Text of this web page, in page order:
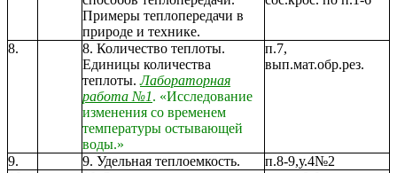
Примеры теплопередачи в
природе и технике.
8.
8. Количество теплоты.
Единицы количества
теплоты.Лабораторная
работа №1. «Исследование
изменения со временем
температуры остывающей
воды.»
п.7,
вып.мат.обр.рез.
9. 9. Удельная теплоемкость.
п.8-9,у.4№2